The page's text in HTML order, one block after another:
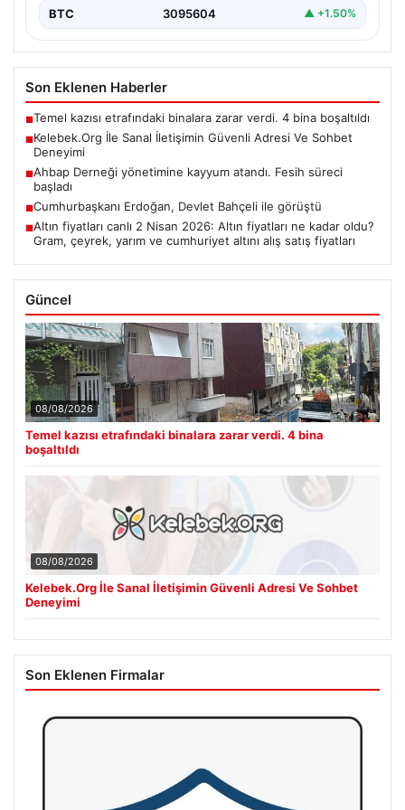
BTC 3095604 ▲ +1.50%
Son Eklenen Haberler
■Temel kazısı etrafındaki binalara zarar verdi. 4 bina boşaltıldı
■Kelebek.Org İle Sanal İletişimin Güvenli Adresi Ve Sohbet
Deneyimi
■Ahbap Derneği yönetimine kayyum atandı. Fesih süreci
başladı
■Cumhurbaşkanı Erdoğan, Devlet Bahçeli ile görüştü
■Altın fiyatları canlı 2 Nisan 2026: Altın fiyatları ne kadar oldu?
Gram, çeyrek, yarım ve cumhuriyet altını alış satış fiyatları
Güncel
08/08/2026
Temel kazısı etrafındaki binalara zarar verdi. 4 bina
boşaltıldı
08/08/2026
Kelebek.Org İle Sanal İletişimin Güvenli Adresi Ve Sohbet
Deneyimi
Son Eklenen Firmalar